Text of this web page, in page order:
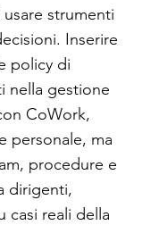
strumenti
Inserire
policy di
nella gestione
CoWork,
personale, ma
procedure e
dirigenti,
casi reali della